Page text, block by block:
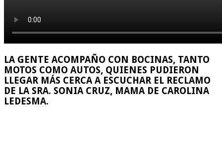
LA GENTE ACOMPAÑO CON BOCINAS, TANTO
MOTOS COMO AUTOS, QUIENES PUDIERON
LLEGAR MÁS CERCA A ESCUCHAR EL RECLAMO
DE LA SRA. SONIA CRUZ, MAMA DE CAROLINA
LEDESMA.